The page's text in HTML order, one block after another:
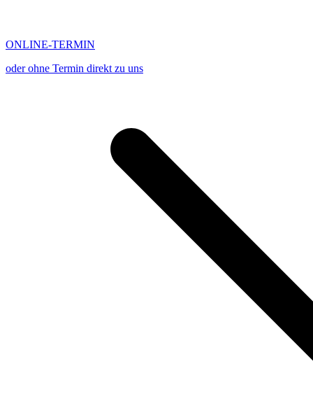
ONLINE-TERMIN
oder ohne Termin direkt zu uns